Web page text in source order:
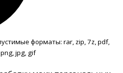
форматы: rar, zip, 7z, pdf,
jpg, gif